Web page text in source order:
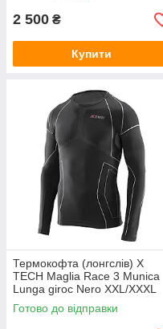
2 500 ₴
Купити
Термокофта (лонгслів) X
TECH Maglia Race 3 Munica
Lunga giroc Nero XXL/XXXL
Чорна
Готово до відправки